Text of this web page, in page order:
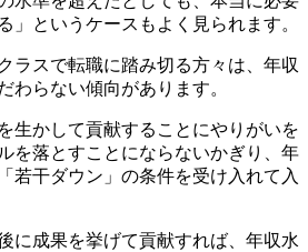
」というケースもよく見られます。
ラスで転職に踏み切る方々は、年収
わらない傾向があります。
生かして貢献することにやりがいを
を落とすことにならないかぎり、年
若干ダウン」の条件を受け入れて入
に成果を挙げて貢献すれば、年収水